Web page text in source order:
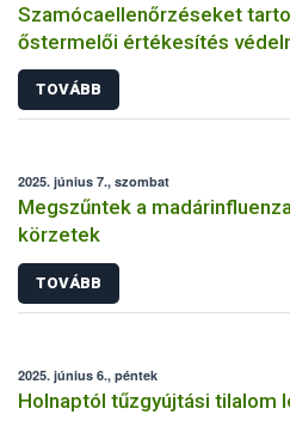
Szamócaellenőrzéseket
őstermelői értékesítés
TOVÁBB
2025. június 7., szombat
Megszűntek a
körzetek
TOVÁBB
2025. június 6., péntek
Holnaptól tűzgyújtási tilalom